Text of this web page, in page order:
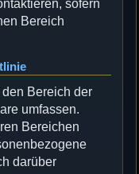
sofern
Bereich
Bereich der
umfassen.
Bereichen
darüber